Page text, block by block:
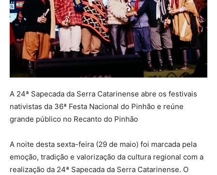
A 24ª Sapecada da Serra Catarinense abre os festivais
nativistas da 36ª Festa Nacional do Pinhão e reúne
grande público no Recanto do Pinhão
A noite desta sexta-feira (29 de maio) foi marcada pela
emoção, tradição e valorização da cultura regional com a
realização da 24ª Sapecada da Serra Catarinense. O